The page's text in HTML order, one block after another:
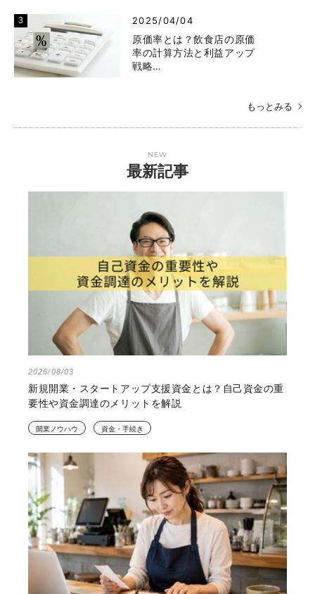
2025/04/04
原価率とは？飲食店の原価
率の計算方法と利益アップ
戦略…
もっとみる
NEW
最新記事
2026/08/03
新規開業・スタートアップ支援資金とは？自己資金の重
要性や資金調達のメリットを解説
開業ノウハウ 資金・手続き